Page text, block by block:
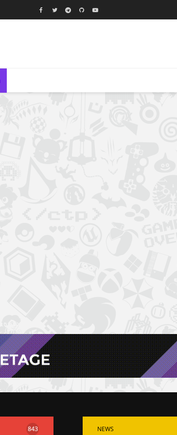
843 NEWS